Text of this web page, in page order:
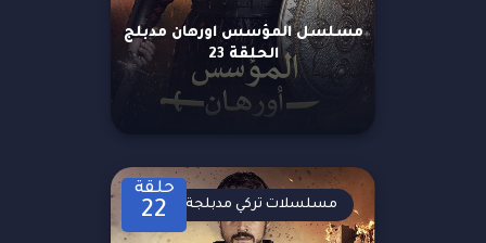
مسلسل المؤسس اورهان مدبلج
الحلقة 23
حلقة
22 مسلسلات تركي مدبلجة